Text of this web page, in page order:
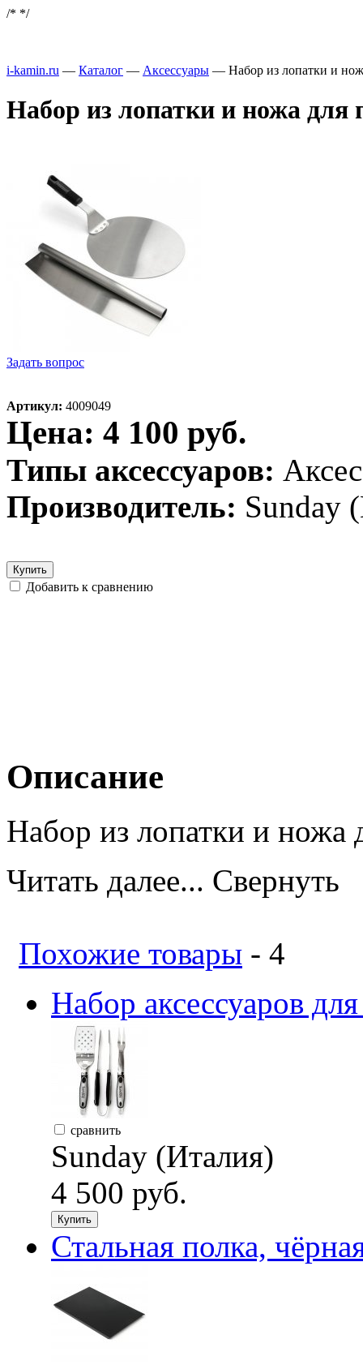
/* */
i-kamin.ru — Каталог — Аксессуары — Набор из лопатки и
Набор из лопатки и ножа
Задать вопрос
Артикул: 4009049
Цена: 4 100 руб.
Типы аксессуаров:
Производитель: Sunday
Купить
Добавить к сравнению
Описание
Набор из лопатки и ножа
Читать далее... Свернуть
Похожие товары - 4
Набор аксессуаров
сравнить
Sunday (Италия)
4 500 руб.
Купить
Стальная полка,